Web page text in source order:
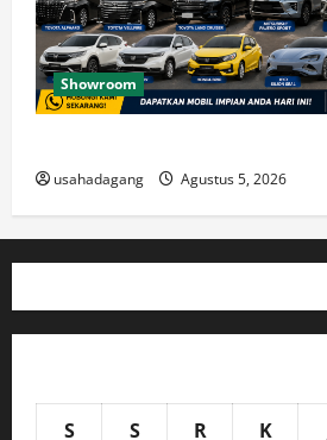
Showroom
usahadagang Agustus 5, 2026
S S R K